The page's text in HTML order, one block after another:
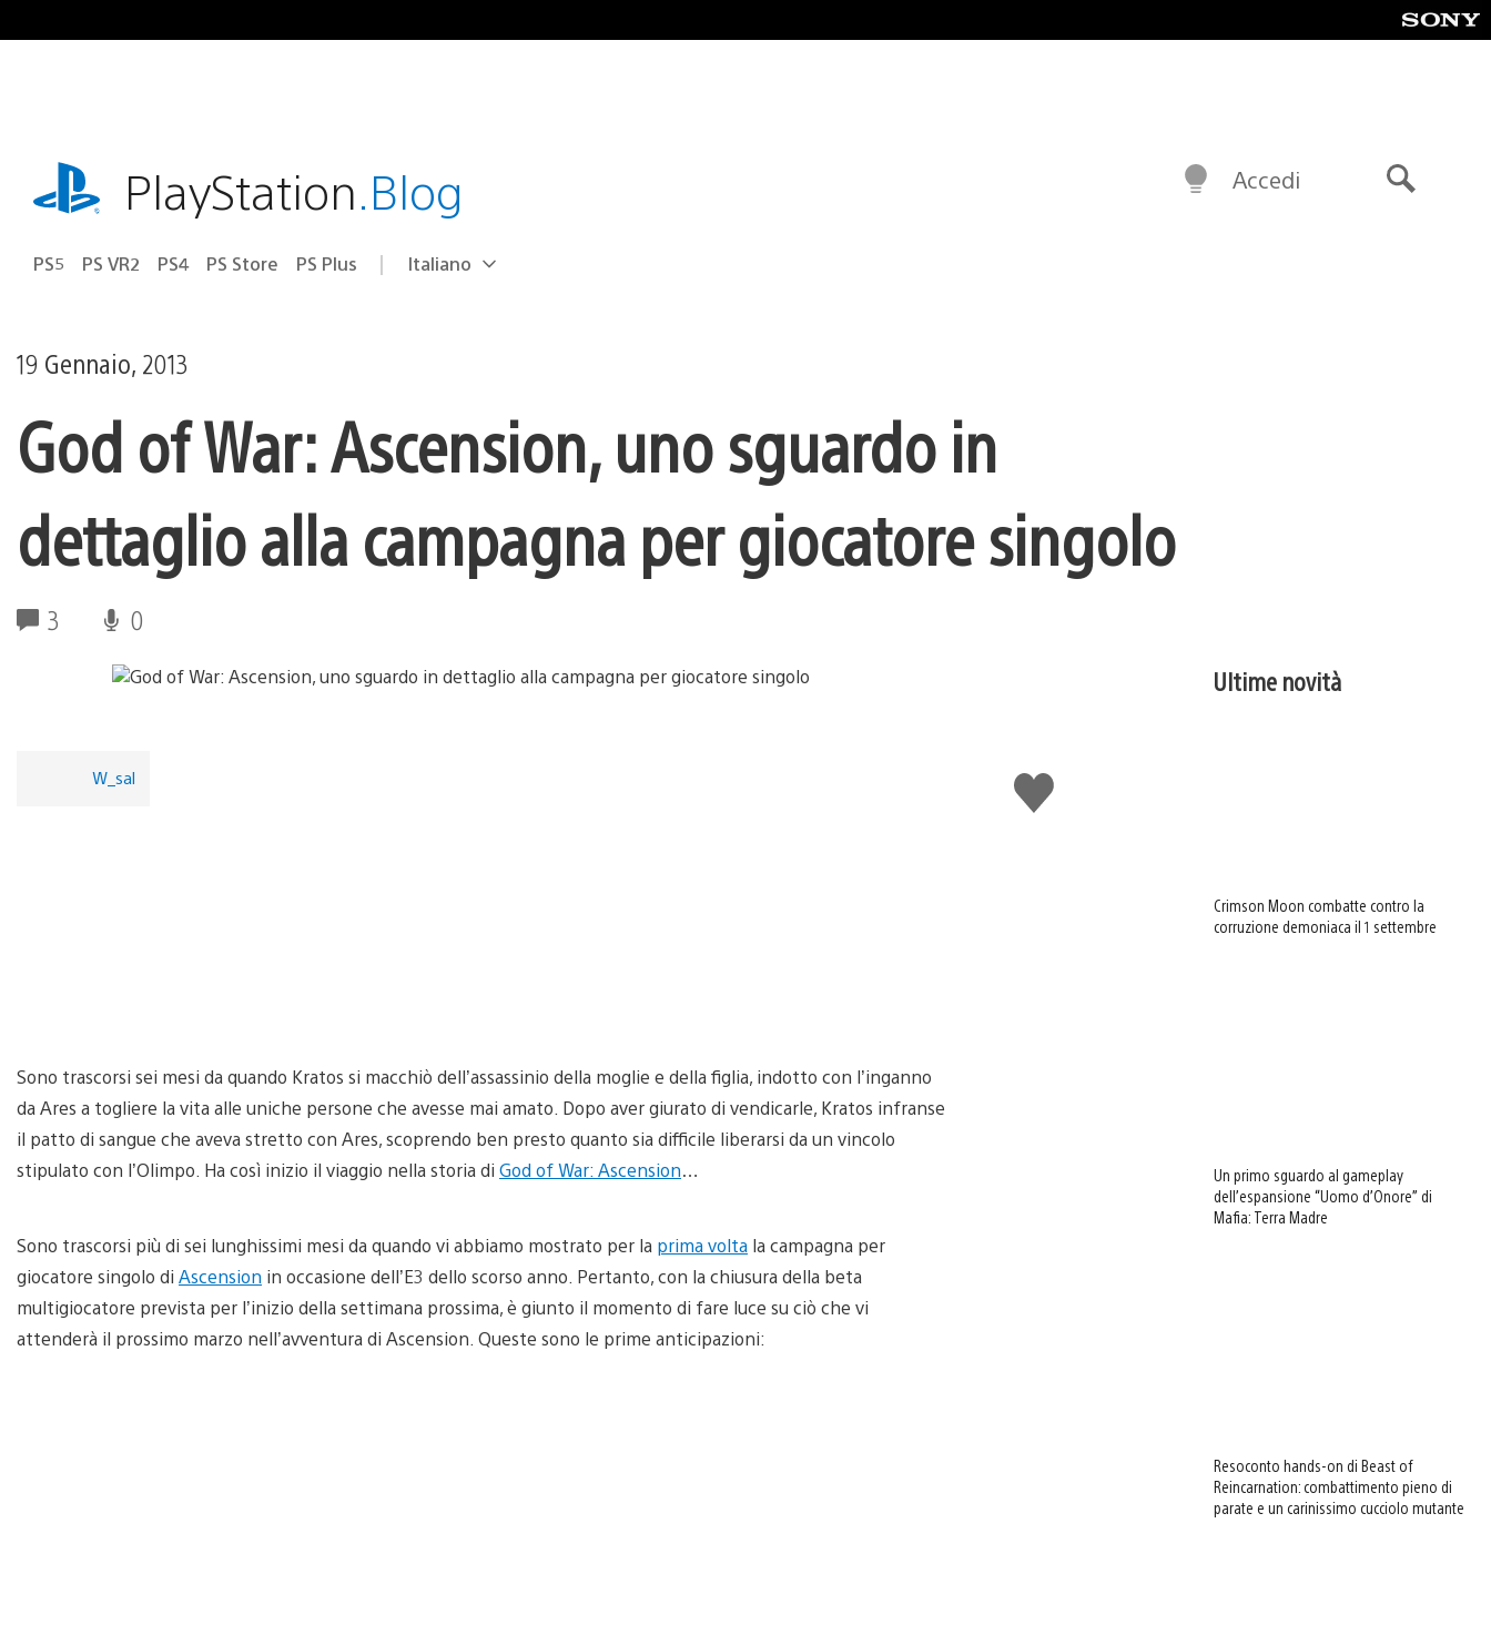
al
playstation.comPlayStation.Blog
PS5 PS VR2 PS4 PS Store PS Plus Seleziona
Regione
Italiano
Accedi
19 Gennaio, 2013
God of War: Ascension, uno sguardo in
dettaglio alla campagna per giocatore singolo
3 0
Mi
piace
W_sal
Sono trascorsi sei mesi da quando Kratos si macchiò dell’assassinio della moglie e della figlia, indotto con l’inganno
da Ares a togliere la vita alle uniche persone che avesse mai amato. Dopo aver giurato di vendicarle, Kratos infranse
il patto di sangue che aveva stretto con Ares, scoprendo ben presto quanto sia difficile liberarsi da un vincolo
stipulato con l’Olimpo. Ha così inizio il viaggio nella storia di God of War: Ascension…
Sono trascorsi più di sei lunghissimi mesi da quando vi abbiamo mostrato per la prima volta la campagna per
giocatore singolo di Ascension in occasione dell’E3 dello scorso anno. Pertanto, con la chiusura della beta
multigiocatore prevista per l’inizio della settimana prossima, è giunto il momento di fare luce su ciò che vi
attenderà il prossimo marzo nell’avventura di Ascension. Queste sono le prime anticipazioni:
Ultime novità
Crimson Moon combatte contro la
corruzione demoniaca il 1 settembre
Un primo sguardo al gameplay
dell’espansione “Uomo d’Onore” di
Mafia: Terra Madre
Resoconto hands-on di Beast of
Reincarnation: combattimento pieno di
parate e un carinissimo cucciolo mutante